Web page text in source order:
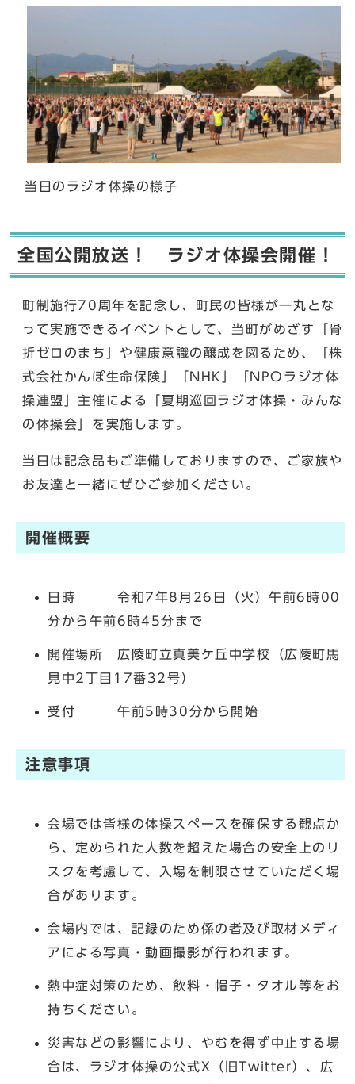
当日のラジオ体操の様子
全国公開放送！ ラジオ体操会開催！
町制施行70周年を記念し、町民の皆様が一丸とな
って実施できるイベントとして、当町がめざす「骨
折ゼロのまち」や健康意識の醸成を図るため、「株
式会社かんぽ生命保険」「NHK」「NPOラジオ体
操連盟」主催による「夏期巡回ラジオ体操・みんな
の体操会」を実施します。
当日は記念品もご準備しておりますので、ご家族や
お友達と一緒にぜひご参加ください。
開催概要
日時 令和7年8月26日（火）午前6時00
分から午前6時45分まで
開催場所 広陵町立真美ケ丘中学校（広陵町馬
見中2丁目17番32号）
受付 午前5時30分から開始
注意事項
会場では皆様の体操スペースを確保する観点か
ら、定められた人数を超えた場合の安全上のリ
スクを考慮して、入場を制限させていただく場
合があります。
会場内では、記録のため係の者及び取材メディ
アによる写真・動画撮影が行われます。
熱中症対策のため、飲料・帽子・タオル等をお
持ちください。
災害などの影響により、やむを得ず中止する場
合は、ラジオ体操の公式X（旧Twitter）、広